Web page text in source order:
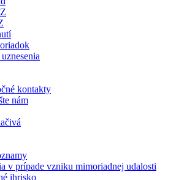
kontakty
nám
v prípade vzniku mimoriadnej udalosti
ihrisko